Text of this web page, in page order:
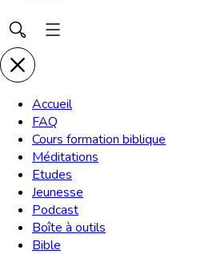
Accueil
FAQ
Cours formation biblique
Méditations
Etudes
Jeunesse
Podcast
Boîte à outils
Bible